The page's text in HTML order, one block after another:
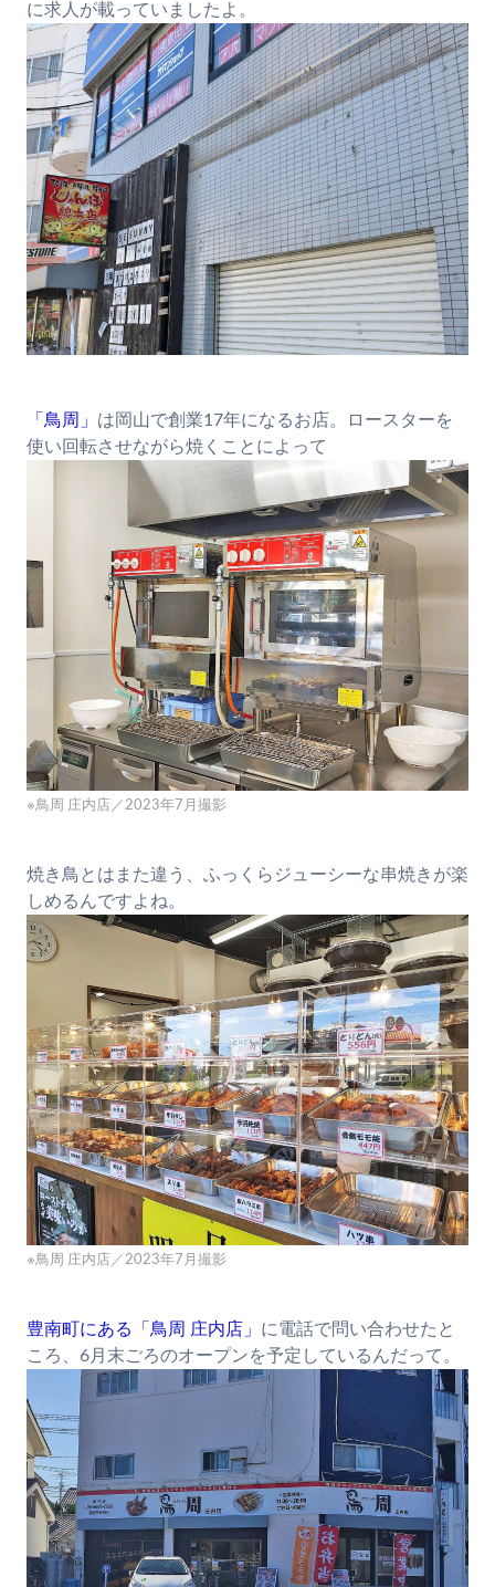
に求人が載っていましたよ。
「鳥周」 は岡山で創業17年になるお店。ロースターを
使い回転させながら焼くことによって
※鳥周 庄内店／2023年7月撮影
焼き鳥とはまた違う、ふっくらジューシーな串焼きが楽
しめるんですよね。
※鳥周 庄内店／2023年7月撮影
豊南町にある「鳥周 庄内店」 に電話で問い合わせたと
ころ、6月末ごろのオープンを予定しているんだって。